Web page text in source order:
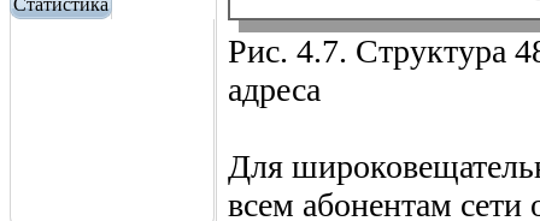
Статистика
Рис. 4.7. Структура
адреса
Для
всем абонентам